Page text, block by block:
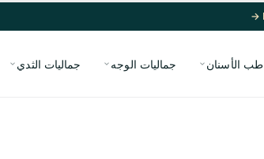
طب الأسنان جماليات الوجه جماليات الثدي